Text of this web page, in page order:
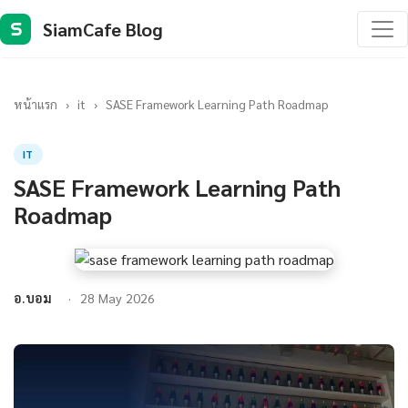
S SiamCafe Blog
หน้าแรก › it › SASE Framework Learning Path Roadmap
IT
SASE Framework Learning Path
Roadmap
อ.บอม 28 May 2026